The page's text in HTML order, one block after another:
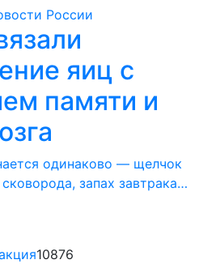
России
яиц с
памяти и
одинаково — щелчок
запах завтрака…
10876